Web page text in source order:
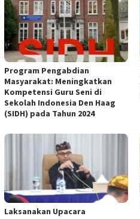
Program Pengabdian
Masyarakat: Meningkatkan
Kompetensi Guru Seni di
Sekolah Indonesia Den Haag
(SIDH) pada Tahun 2024
Laksanakan Upacara